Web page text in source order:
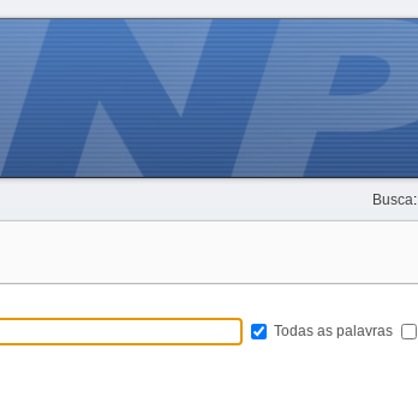
Busca:
Todas as palavras